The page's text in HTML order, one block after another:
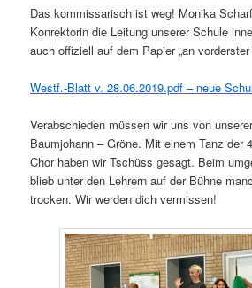
Das kommissarisch ist weg! Monika
Konrektorin die Leitung unserer Schule
auch offiziell auf dem Papier „an vorderster
Westf.-Blatt v. 28.06.2019.pdf – neue
Verabschieden müssen wir uns von
Baumjohann – Gröne. Mit einem Tanz der
Chor haben wir Tschüss gesagt. Beim
blieb unter den Lehrern auf der Bühne
trocken. Wir werden dich vermissen!